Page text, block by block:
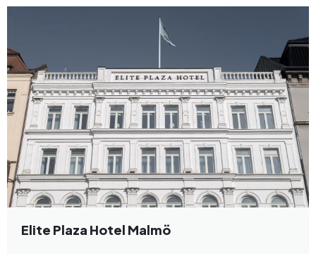
Elite Plaza Hotel Malmö